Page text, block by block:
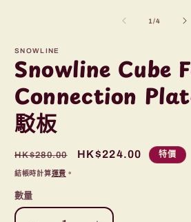
窗
中
開
啟
多
媒
體
案
1
1//4
SNOWLINE
Snowline Cube
Connection
駁板
定
價
HK$280.00
售
HK$224.00 特價
結帳時計算運費 。
數量